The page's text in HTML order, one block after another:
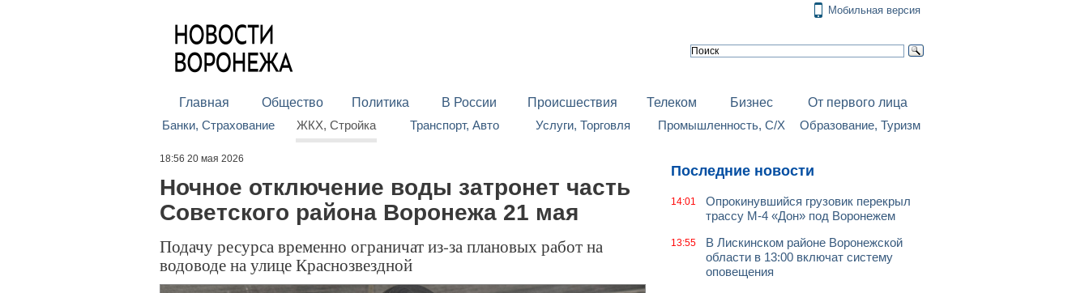
Мобильная версия
Главная Общество Политика В России Происшествия Телеком Бизнес
От первого лица
Банки, Страхование
ЖКХ, Стройка Транспорт, Авто Услуги, Торговля Промышленность, С/Х Образование, Туризм
18:56 20 мая 2026
Ночное отключение воды затронет часть
Советского района Воронежа 21 мая
Подачу ресурса временно ограничат из-за плановых работ на
водоводе на улице Краснозвездной
Последние новости
14:01
Опрокинувшийся грузовик перекрыл
трассу М-4 «Дон» под Воронежем
13:55
В Лискинском районе Воронежской
области в 13:00 включат систему
оповещения